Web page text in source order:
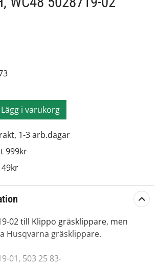
Lägg i varukorg
1-3 arb.dagar
999kr
02 till Klippo gräsklippare, men
Husqvarna gräsklippare.
01, 503 25 83-